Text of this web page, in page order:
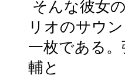
そんな彼女
リオのサウ
一枚である
輔と